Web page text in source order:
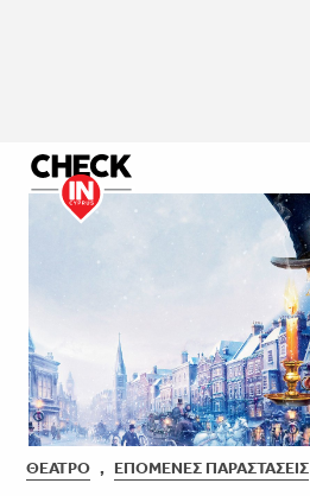
ΘΈΑΤΡΟ , ΕΠΌΜΕΝΕΣ ΠΑΡΑΣΤΆΣΕΙΣ